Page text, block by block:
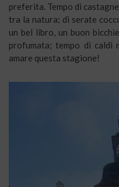
preferita. Tempo di
tra la natura; di serate
un bel libro, un buon
profumata; tempo di caldi
amare questa stagione!